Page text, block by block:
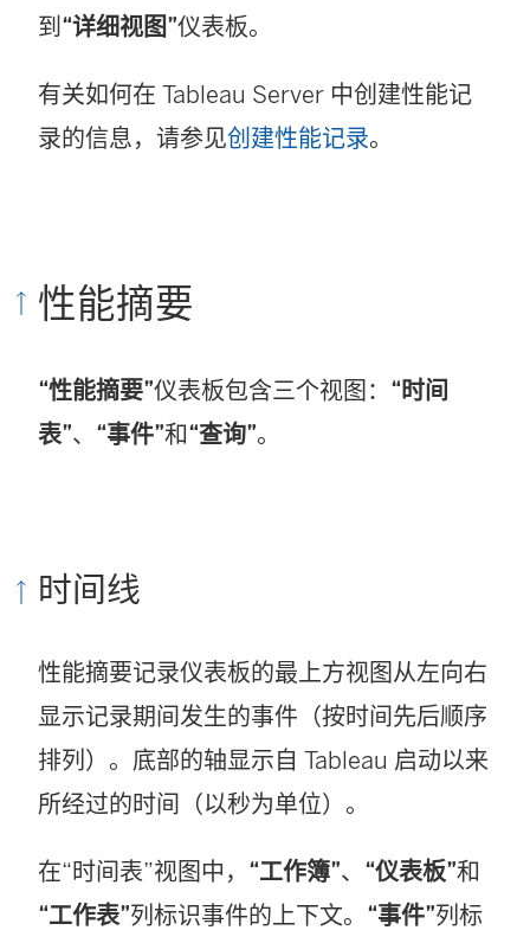
到“详细视图”仪表板。
有关如何在 Tableau Server 中创建性能记
录的信息，请参见创建性能记录。
性能摘要
“性能摘要”仪表板包含三个视图： “时间
表”、 “事件”和“查询”。
时间线
性能摘要记录仪表板的最上方视图从左向右
显示记录期间发生的事件（按时间先后顺序
排列）。底部的轴显示自 Tableau 启动以来
所经过的时间（以秒为单位）。
在“时间表”视图中， “工作簿”、 “仪表板”和
“工作表”列标识事件的上下文。 “事件”列标